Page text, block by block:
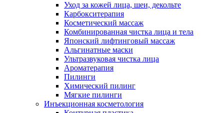
Уход за кожей лица, шеи, декольте
Карбокситерапия
Косметический массаж
Комбинированная чистка лица и тела
Японский лифтинговый массаж
Альгинатные маски
Ультразвуковая чистка лица
Ароматерапия
Пилинги
Химический пилинг
Мягкие пилинги
Инъекционная косметология